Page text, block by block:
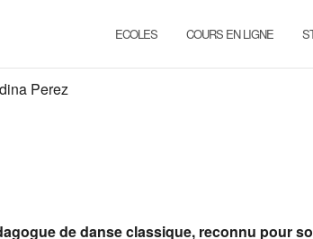
ECOLES COURS EN LIGNE
Perez
de danse classique, reconnu pour